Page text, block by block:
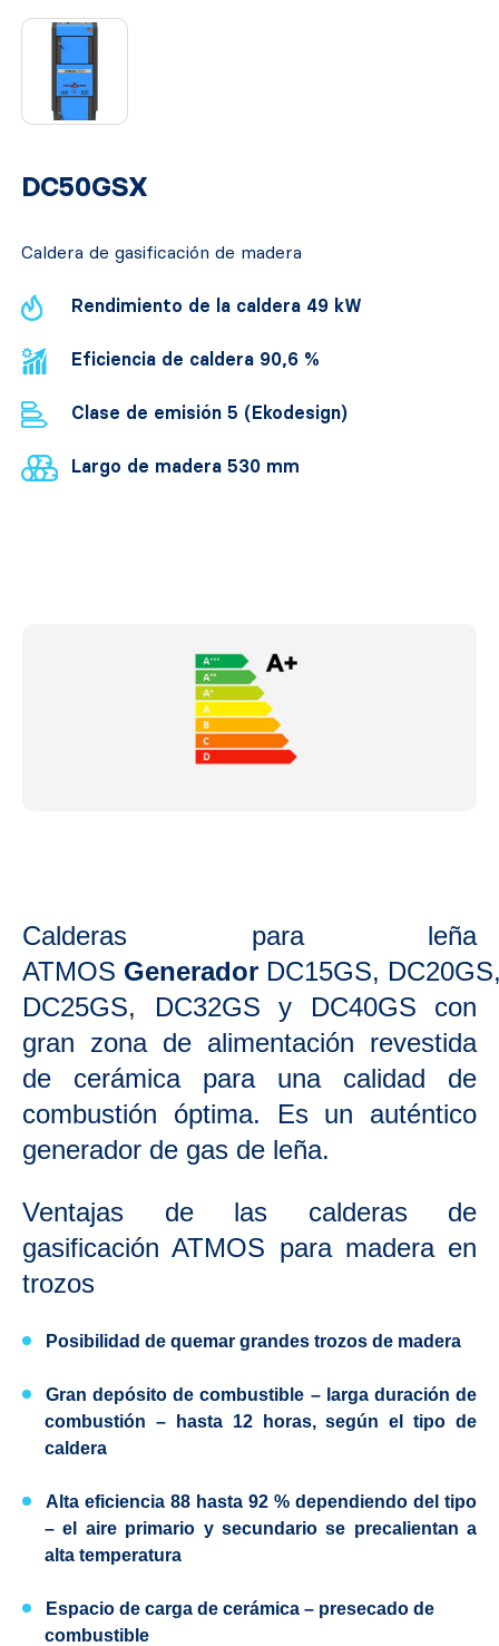
DC50GSX
Caldera de gasificación de madera
Rendimiento de la caldera 49 kW
Eficiencia de caldera 90,6 %
Clase de emisión 5 (Ekodesign)
Largo de madera 530 mm
Calderas para leña
ATMOS Generador DC15GS,
DC25GS, DC32GS y DC40GS con
gran zona de alimentación revestida
de cerámica para una calidad de
combustión óptima. Es un auténtico
generador de gas de leña.
Ventajas de las calderas de
gasificación ATMOS para madera en
trozos
Posibilidad de quemar grandes trozos de madera
Gran depósito de combustible – larga duración de
combustión – hasta 12 horas, según el tipo de
caldera
Alta eficiencia 88 hasta 92 % dependiendo del tipo
– el aire primario y secundario se precalientan a
alta temperatura
Espacio de carga de cerámica – presecado de
combustible